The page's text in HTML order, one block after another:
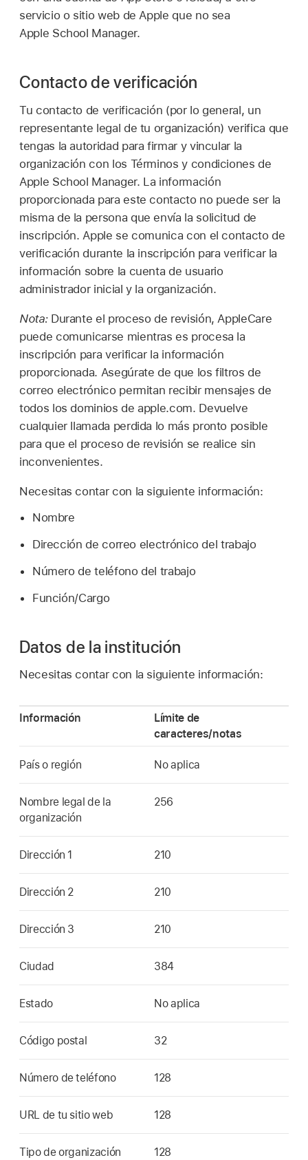
servicio o sitio web de Apple que no sea
Apple School Manager.
Contacto de verificación
Tu contacto de verificación (por lo general, un
representante legal de tu organización) verifica que
tengas la autoridad para firmar y vincular la
organización con los Términos y condiciones de
Apple School Manager. La información
proporcionada para este contacto no puede ser la
misma de la persona que envía la solicitud de
inscripción. Apple se comunica con el contacto de
verificación durante la inscripción para verificar la
información sobre la cuenta de usuario
administrador inicial y la organización.
Nota: Durante el proceso de revisión, AppleCare
puede comunicarse mientras es procesa la
inscripción para verificar la información
proporcionada. Asegúrate de que los filtros de
correo electrónico permitan recibir mensajes de
todos los dominios de apple.com. Devuelve
cualquier llamada perdida lo más pronto posible
para que el proceso de revisión se realice sin
inconvenientes.
Necesitas contar con la siguiente información:
Nombre
Dirección de correo electrónico del trabajo
Número de teléfono del trabajo
Función/Cargo
Datos de la institución
Necesitas contar con la siguiente información:
Información
Límite de
caracteres/notas
País o región No aplica
Nombre legal de la
organización
256
Dirección 1 210
Dirección 2 210
Dirección 3 210
Ciudad 384
Estado No aplica
Código postal 32
Número de teléfono 128
URL de tu sitio web 128
Tipo de organización
128